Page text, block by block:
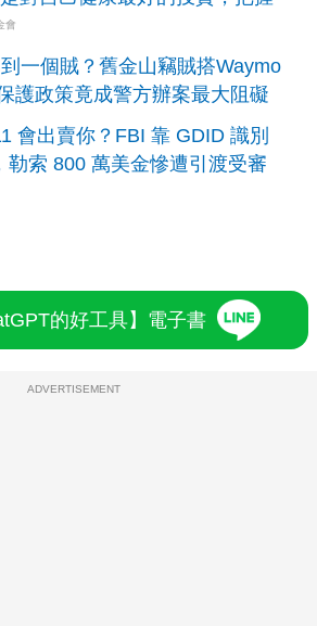
會
一個賊？舊金山竊賊搭Waymo
護政策竟成警方辦案最大阻礙
會出賣你？FBI 靠 GDID 識別
勒索 800 萬美金慘遭引渡受審
的好工具】電子書
ADVERTISEMENT